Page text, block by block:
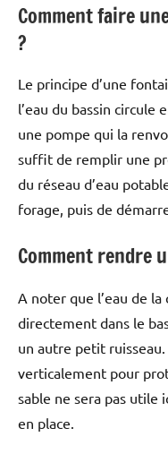
Comment faire
?
Le principe d’une
l’eau du bassin circule
une pompe qui la
suffit de remplir une
du réseau d’eau
forage, puis de
Comment rendre
A noter que l’eau de la
directement dans le
un autre petit
verticalement pour
sable ne sera pas
en place.